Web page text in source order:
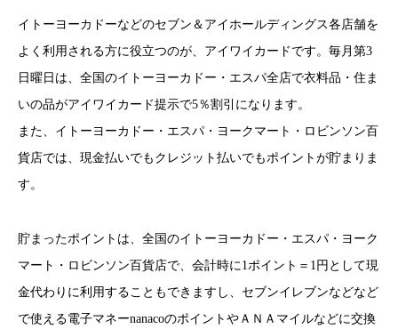
イトーヨーカドーなどのセブン＆アイホールディングス各店舗を
よく利用される方に役立つのが、アイワイカードです。毎月第3
日曜日は、全国のイトーヨーカドー・エスパ全店で衣料品・住ま
いの品がアイワイカード提示で5％割引になります。
また、イトーヨーカドー・エスパ・ヨークマート・ロビンソン百
貨店では、現金払いでもクレジット払いでもポイントが貯まりま
す。
貯まったポイントは、全国のイトーヨーカドー・エスパ・ヨーク
マート・ロビンソン百貨店で、会計時に1ポイント＝1円として現
金代わりに利用することもできますし、セブンイレブンなどなど
で使える電子マネーnanacoのポイントやＡＮＡマイルなどに交換